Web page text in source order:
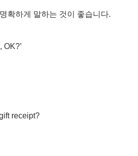
확하게 말하는 것이 좋습니다.
OK?’
receipt?